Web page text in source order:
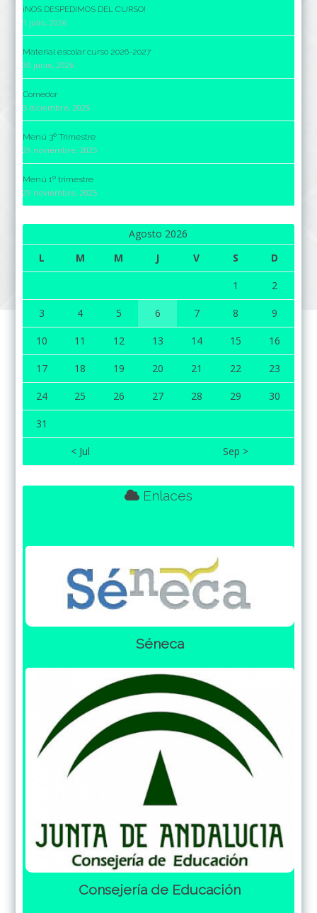
¡NOS DESPEDIMOS DEL CURSO!
1 julio, 2026
Material escolar curso 2026-2027
30 junio, 2026
Comedor
5 diciembre, 2025
Menú 3º Trimestre
29 noviembre, 2025
Menú 1º trimestre
29 noviembre, 2025
Agosto 2026
L
M M J V S D
1 2
3 4 5 6 7 8 9
10 11 12 13 14 15 16
17 18 19 20 21 22 23
24 25 26 27 28 29 30
31
< Jul Sep >
Enlaces
Séneca
Consejería de Educación